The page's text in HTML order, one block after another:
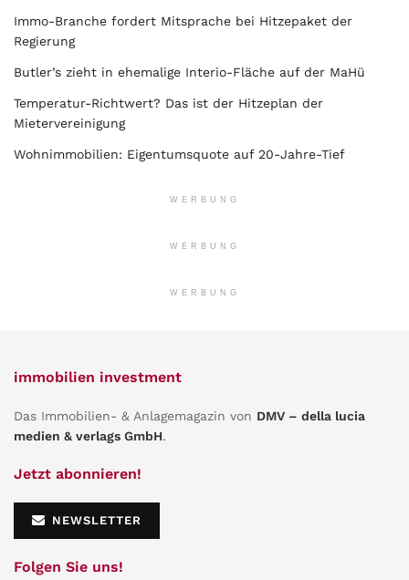
Immo-Branche fordert Mitsprache bei Hitzepaket der
Regierung
Butler’s zieht in ehemalige Interio-Fläche auf der MaHü
Temperatur-Richtwert? Das ist der Hitzeplan der
Mietervereinigung
Wohnimmobilien: Eigentumsquote auf 20-Jahre-Tief
WERBUNG
WERBUNG
WERBUNG
immobilien investment
Das Immobilien- & Anlagemagazin von DMV – della lucia
medien & verlags GmbH.
Jetzt abonnieren!
NEWSLETTER
Folgen Sie uns!